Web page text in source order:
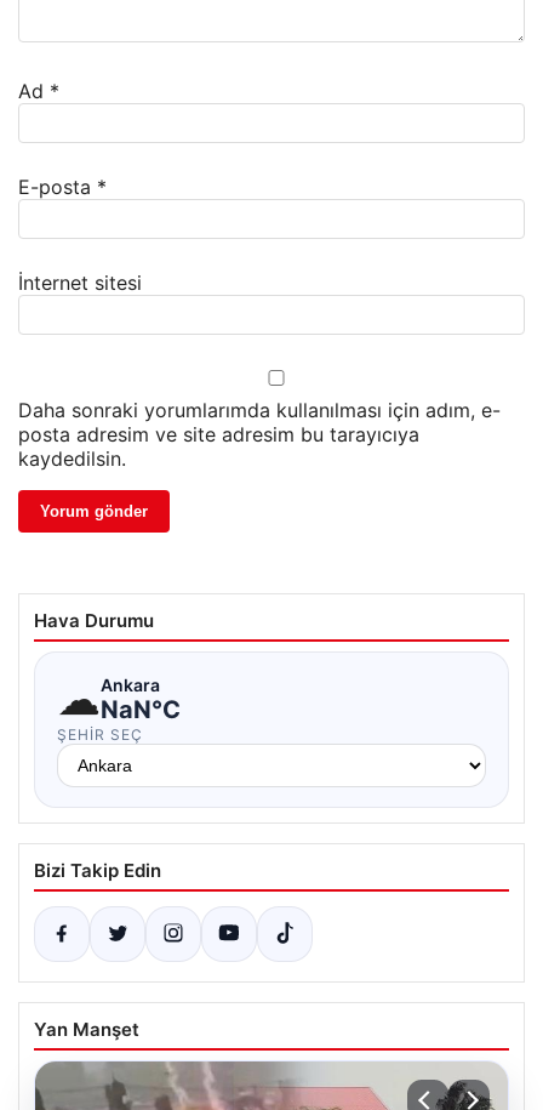
Ad *
E-posta *
İnternet sitesi
Daha sonraki yorumlarımda kullanılması için adım, e-
posta adresim ve site adresim bu tarayıcıya
kaydedilsin.
Hava Durumu
☁Ankara
NaN°C
ŞEHIR SEÇ
Bizi Takip Edin
Yan Manşet